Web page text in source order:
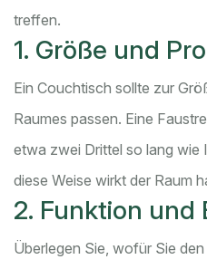
treffen.
1. Größe und
Ein Couchtisch sollte zur
Raumes passen. Eine
etwa zwei Drittel so lang wie
diese Weise wirkt der Raum
2. Funktion und
Überlegen Sie, wofür Sie den